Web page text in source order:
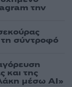
την
τη σύντροφό
και της
μέσω AI»